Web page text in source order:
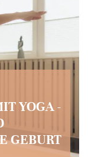
YOGA -
GEBURT